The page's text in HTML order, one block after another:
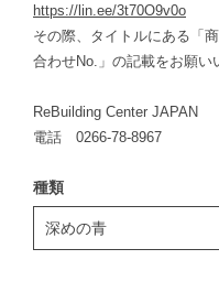
https://lin.ee/3t70O9v0o
その際、タイトルにある「
合わせNo.」の記載をお願い
ReBuilding Center JAPAN
電話 0266-78-8967
種類